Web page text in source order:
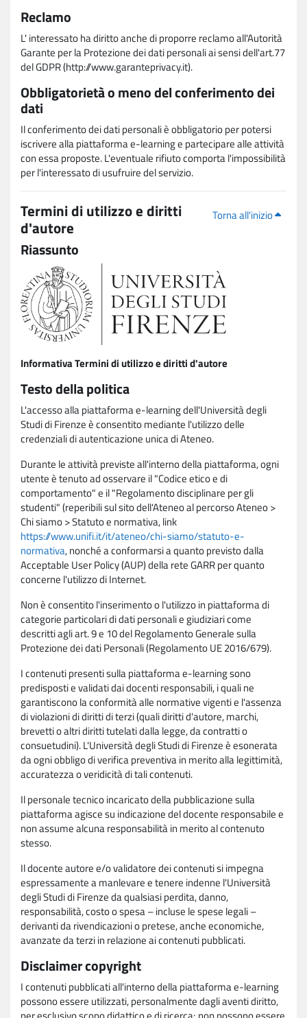
Reclamo
L' interessato ha diritto anche di proporre reclamo all'Autorità
Garante per la Protezione dei dati personali ai sensi dell'art.77
del GDPR (http://www.garanteprivacy.it).
Obbligatorietà o meno del conferimento dei
dati
Il conferimento dei dati personali è obbligatorio per potersi
iscrivere alla piattaforma e-learning e partecipare alle attività
con essa proposte. L'eventuale rifiuto comporta l'impossibilità
per l'interessato di usufruire del servizio.
Torna all'inizio
Termini di utilizzo e diritti
d'autore
Riassunto
Informativa Termini di utilizzo e diritti d'autore
Testo della politica
L'accesso alla piattaforma e-learning dell'Università degli
Studi di Firenze è consentito mediante l'utilizzo delle
credenziali di autenticazione unica di Ateneo.
Durante le attività previste all'interno della piattaforma, ogni
utente è tenuto ad osservare il "Codice etico e di
comportamento" e il "Regolamento disciplinare per gli
studenti" (reperibili sul sito dell'Ateneo al percorso Ateneo >
Chi siamo > Statuto e normativa, link
https://www.unifi.it/it/ateneo/chi-siamo/statuto-e-
normativa, nonché a conformarsi a quanto previsto dalla
Acceptable User Policy (AUP) della rete GARR per quanto
concerne l'utilizzo di Internet.
Non è consentito l'inserimento o l'utilizzo in piattaforma di
categorie particolari di dati personali e giudiziari come
descritti agli art. 9 e 10 del Regolamento Generale sulla
Protezione dei dati Personali (Regolamento UE 2016/679).
I contenuti presenti sulla piattaforma e-learning sono
predisposti e validati dai docenti responsabili, i quali ne
garantiscono la conformità alle normative vigenti e l'assenza
di violazioni di diritti di terzi (quali diritti d'autore, marchi,
brevetti o altri diritti tutelati dalla legge, da contratti o
consuetudini). L'Università degli Studi di Firenze è esonerata
da ogni obbligo di verifica preventiva in merito alla legittimità,
accuratezza o veridicità di tali contenuti.
Il personale tecnico incaricato della pubblicazione sulla
piattaforma agisce su indicazione del docente responsabile e
non assume alcuna responsabilità in merito al contenuto
stesso.
Il docente autore e/o validatore dei contenuti si impegna
espressamente a manlevare e tenere indenne l'Università
degli Studi di Firenze da qualsiasi perdita, danno,
responsabilità, costo o spesa – incluse le spese legali –
derivanti da rivendicazioni o pretese, anche economiche,
avanzate da terzi in relazione ai contenuti pubblicati.
Disclaimer copyright
I contenuti pubblicati all'interno della piattaforma e-learning
possono essere utilizzati, personalmente dagli aventi diritto,